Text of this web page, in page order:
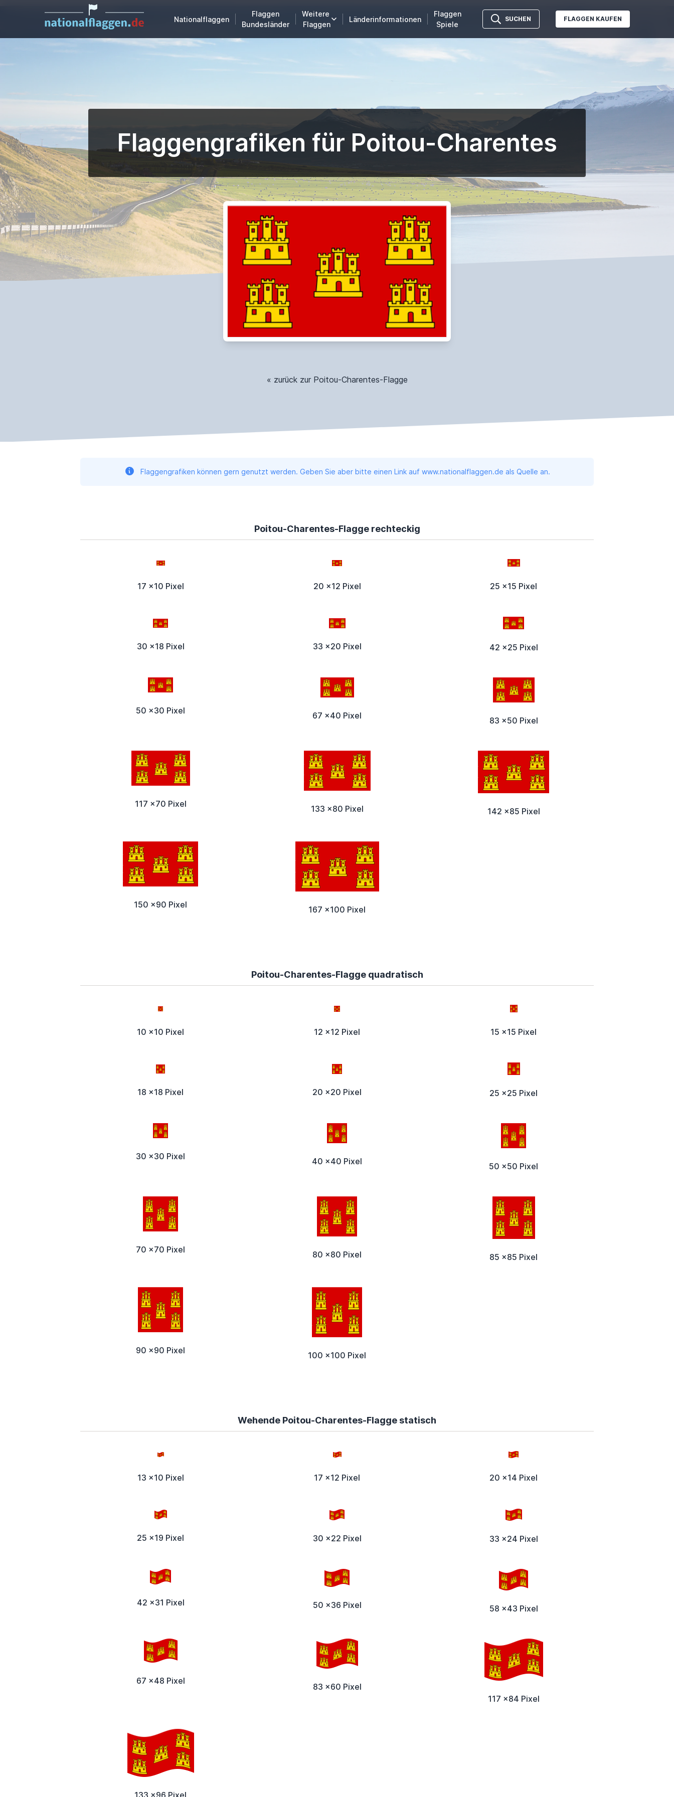
Nationalflaggen
Flaggen
Bundesländer
Weitere
Flaggen
Länderinformationen
Flaggen
Spiele
SUCHEN FLAGGEN KAUFEN
Flaggengrafiken für Poitou-Charentes
« zurück zur Poitou-Charentes-Flagge
Flaggengrafiken können gern genutzt werden. Geben Sie aber bitte einen Link auf www.nationalflaggen.de als Quelle an.
Poitou-Charentes-Flagge rechteckig
17 x10 Pixel 20 x12 Pixel 25 x15 Pixel
30 x18 Pixel 33 x20 Pixel 42 x25 Pixel
50 x30 Pixel 67 x40 Pixel 83 x50 Pixel
117 x70 Pixel 133 x80 Pixel 142 x85 Pixel
150 x90 Pixel 167 x100 Pixel
Poitou-Charentes-Flagge quadratisch
10 x10 Pixel 12 x12 Pixel 15 x15 Pixel
18 x18 Pixel 20 x20 Pixel 25 x25 Pixel
30 x30 Pixel 40 x40 Pixel 50 x50 Pixel
70 x70 Pixel 80 x80 Pixel 85 x85 Pixel
90 x90 Pixel 100 x100 Pixel
Wehende Poitou-Charentes-Flagge statisch
13 x10 Pixel 17 x12 Pixel 20 x14 Pixel
25 x19 Pixel 30 x22 Pixel 33 x24 Pixel
42 x31 Pixel 50 x36 Pixel 58 x43 Pixel
67 x48 Pixel
83 x60 Pixel
117 x84 Pixel
133 x96 Pixel